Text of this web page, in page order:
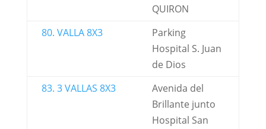
QUIRON
80. VALLA 8X3
Parking
Hospital S. Juan
de Dios
83. 3 VALLAS 8X3
Avenida del
Brillante junto
Hospital San